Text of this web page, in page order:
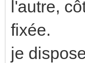
l'autre,
fixée.
je